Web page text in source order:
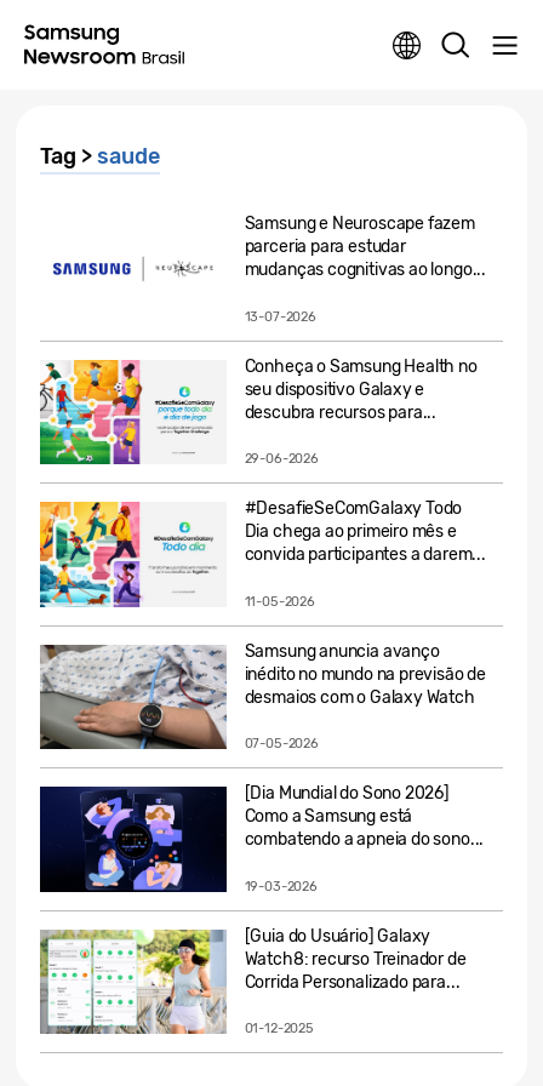
Tag >saude
Samsung e Neuroscape fazem
parceria para estudar
mudanças cognitivas ao longo...
13-07-2026
Conheça o Samsung Health no
seu dispositivo Galaxy e
descubra recursos para...
29-06-2026
#DesafieSeComGalaxy Todo
Dia chega ao primeiro mês e
convida participantes a darem...
11-05-2026
Samsung anuncia avanço
inédito no mundo na previsão de
desmaios com o Galaxy Watch
07-05-2026
[Dia Mundial do Sono 2026]
Como a Samsung está
combatendo a apneia do sono...
19-03-2026
[Guia do Usuário] Galaxy
Watch8: recurso Treinador de
Corrida Personalizado para...
01-12-2025